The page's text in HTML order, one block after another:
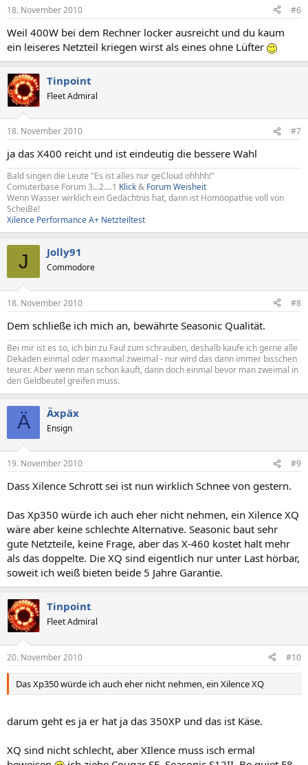
18. November 2010 #6
Weil 400W bei dem Rechner locker ausreicht und du kaum
ein leiseres Netzteil kriegen wirst als eines ohne Lüfter
Tinpoint
Fleet Admiral
18. November 2010 #7
ja das X400 reicht und ist eindeutig die bessere Wahl
Bald singen die Leute "Es ist alles nur geCloud ohhhh!"
Comuterbase Forum 3...2....1 Klick& Forum Weisheit
Wenn Wasser wirklich ein Gedächtnis hat, dann ist Homöopathie voll von
ScheiBe!
Xilence Performance A+ Netzteiltest
J Jolly91
Commodore
18. November 2010 #8
Dem schließe ich mich an, bewährte Seasonic Qualität.
Bei mir ist es so, ich bin zu Faul zum schrauben, deshalb kaufe ich gerne alle
Dekaden einmal oder maximal zweimal - nur wird das dann immer bisschen
teurer. Aber wenn man schon kauft, dann doch einmal bevor man zweimal in
den Geldbeutel greifen muss.
Ä Äxpäx
Ensign
19. November 2010 #9
Dass Xilence Schrott sei ist nun wirklich Schnee von gestern.
Das Xp350 würde ich auch eher nicht nehmen, ein Xilence XQ
wäre aber keine schlechte Alternative. Seasonic baut sehr
gute Netzteile, keine Frage, aber das X-460 kostet halt mehr
als das doppelte. Die XQ sind eigentlich nur unter Last hörbar,
soweit ich weiß bieten beide 5 Jahre Garantie.
Tinpoint
Fleet Admiral
20. November 2010 #10
Das Xp350 würde ich auch eher nicht nehmen, ein Xilence XQ
darum geht es ja er hat ja das 350XP und das ist Käse.
XQ sind nicht schlecht, aber XIlence muss isch ermal